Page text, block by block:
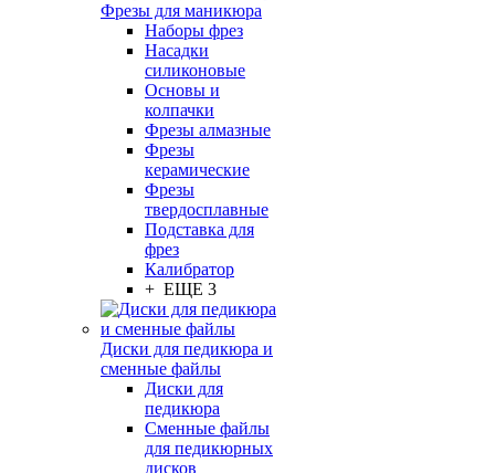
Фрезы для маникюра
Наборы фрез
Насадки
силиконовые
Основы и
колпачки
Фрезы алмазные
Фрезы
керамические
Фрезы
твердосплавные
Подставка для
фрез
Калибратор
+ ЕЩЕ 3
Диски для педикюра и
сменные файлы
Диски для
педикюра
Сменные файлы
для педикюрных
дисков